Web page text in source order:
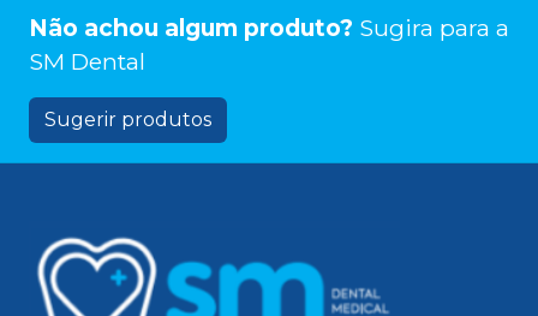
Não achou algum produto? Sugira para a
SM Dental
Sugerir produtos